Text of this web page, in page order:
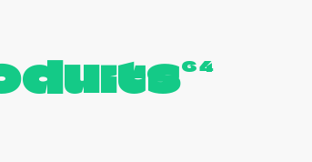
64